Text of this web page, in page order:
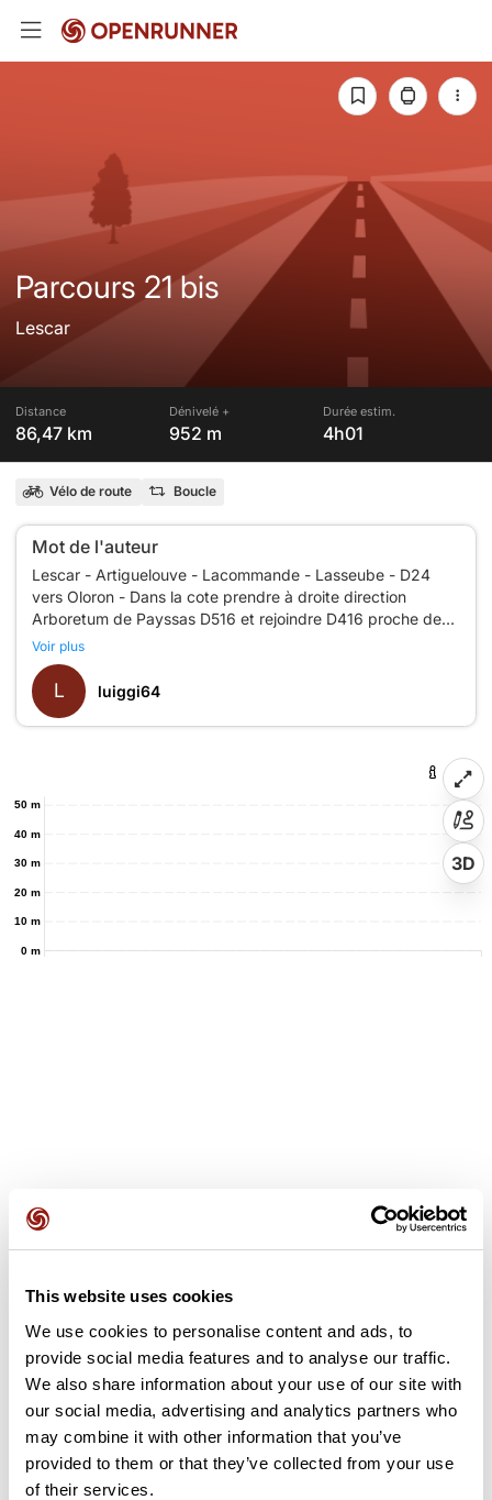
This website uses cookies
We use cookies to personalise content and ads, to
provide social media features and to analyse our traffic.
We also share information about your use of our site with
our social media, advertising and analytics partners who
may combine it with other information that you’ve
provided to them or that they’ve collected from your use
of their services.
Parcours 21 bis
Lescar
Distance
86,47 km
Dénivelé +
952 m
Durée estim.
4h01
Vélo de route Boucle
Mot de l'auteur
Lescar - Artiguelouve - Lacommande - Lasseube - D24
vers Oloron - Dans la cote prendre à droite direction
Arboretum de Payssas D516 et rejoindre D416 proche de
Ogeu -D920 - Busy -D232 vers Bescat - Sevignac - Ste
Colome - D287 - Puis D288 vers Arros Nay - Baliros -
Voir plus
L luiggi64
0 m
10 m
20 m
30 m
40 m
50 m
3D
Avis des utilisateurs
Soyez le premier à ajouter un avis !
Ajouter un avis